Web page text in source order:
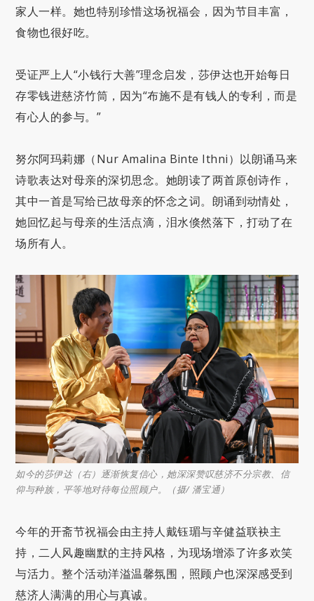
家人一样。她也特别珍惜这场祝福会，因为节目丰富，
食物也很好吃。
受证严上人“小钱行大善”理念启发，莎伊达也开始每日
存零钱进慈济竹筒，因为“布施不是有钱人的专利，而是
有心人的参与。”
努尔阿玛莉娜（Nur Amalina Binte Ithni）以朗诵马来
诗歌表达对母亲的深切思念。她朗读了两首原创诗作，
其中一首是写给已故母亲的怀念之词。朗诵到动情处，
她回忆起与母亲的生活点滴，泪水倏然落下，打动了在
场所有人。
如今的莎伊达（右）逐渐恢复信心，她深深赞叹慈济不分宗教、信
仰与种族，平等地对待每位照顾户。（摄/ 潘宝通）
今年的开斋节祝福会由主持人戴钰瑂与辛健益联袂主
持，二人风趣幽默的主持风格，为现场增添了许多欢笑
与活力。整个活动洋溢温馨氛围，照顾户也深深感受到
慈济人满满的用心与真诚。